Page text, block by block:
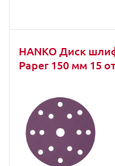
HANKO Диск
Paper 150 мм 15